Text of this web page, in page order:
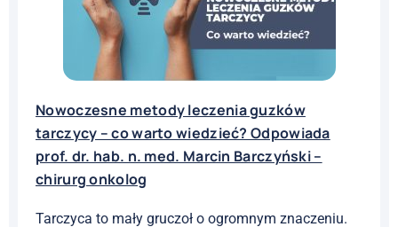
Nowoczesne metody leczenia guzków
tarczycy – co warto wiedzieć? Odpowiada
prof. dr. hab. n. med. Marcin Barczyński –
chirurg onkolog
Tarczyca to mały gruczoł o ogromnym znaczeniu.